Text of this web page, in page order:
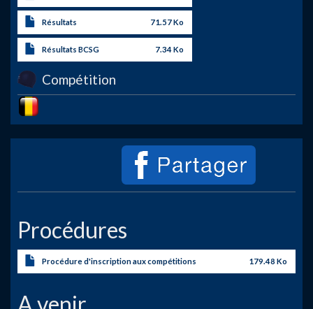
Résultats 71.57 Ko
Résultats BCSG 7.34 Ko
Compétition
Image
Procédures
Procédure d'inscription aux compétitions 179.48 Ko
A venir